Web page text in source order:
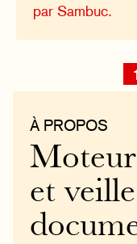
par Sambuc.
1
À PROPOS
Moteur
et veille